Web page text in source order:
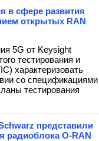
в сфере развития
открытых RAN
5G от Keysight
тестирования и
характеризовать
со спецификациями
тестирования
представили
радиоблока O-RAN